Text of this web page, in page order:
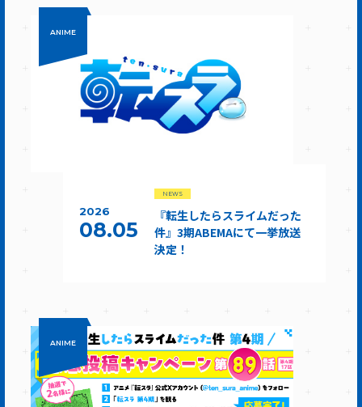
ANIME
2026
08.05
NEWS
『転生したらスライムだった
件』3期ABEMAにて一挙放送
決定！
ANIME